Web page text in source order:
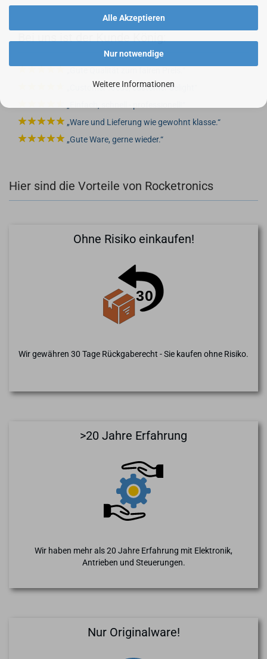
Alle Akzeptieren
Nur notwendige
Weitere Informationen
Customer focus, customer delight
Ware und Lieferung wie gewohnt klasse.
Gute Ware, gerne wieder.
Hier sind die Vorteile von Rocketronics
Ohne Risiko einkaufen!
Wir gewähren 30 Tage Rückgaberecht - Sie kaufen ohne Risiko.
>20 Jahre Erfahrung
Wir haben mehr als 20 Jahre Erfahrung mit Elektronik,
Antrieben und Steuerungen.
Nur Originalware!